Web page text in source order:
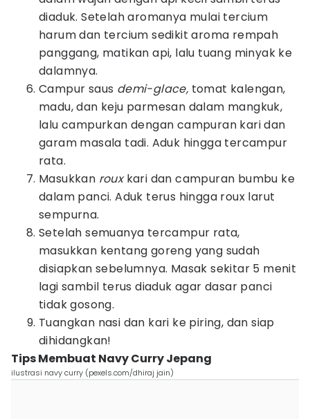
diaduk. Setelah aromanya mulai tercium
harum dan tercium sedikit aroma rempah
panggang, matikan api, lalu tuang minyak ke
dalamnya.
Campur saus demi-glace, tomat kalengan,
madu, dan keju parmesan dalam mangkuk,
lalu campurkan dengan campuran kari dan
garam masala tadi. Aduk hingga tercampur
rata.
Masukkan rouxkari dan campuran bumbu ke
dalam panci. Aduk terus hingga roux larut
sempurna.
Setelah semuanya tercampur rata,
masukkan kentang goreng yang sudah
disiapkan sebelumnya. Masak sekitar 5 menit
lagi sambil terus diaduk agar dasar panci
tidak gosong.
Tuangkan nasi dan kari ke piring, dan siap
dihidangkan!
Tips Membuat Navy Curry Jepang
ilustrasi navy curry (pexels.com/dhiraj jain)